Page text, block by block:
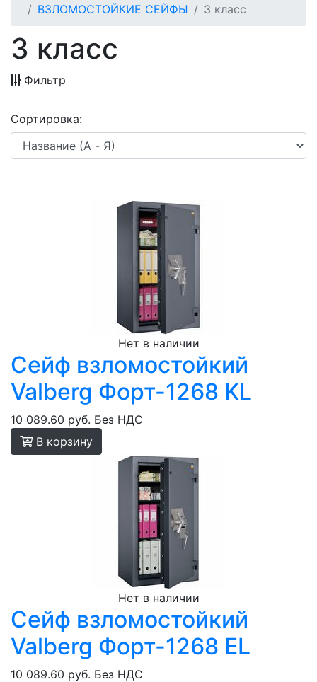
ВЗЛОМОСТОЙКИЕ СЕЙФЫ
3 класс
3 класс
Фильтр
Сортировка:
Нет в наличии
Сейф взломостойкий
Valberg Форт-1268 KL
10 089.60 руб. Без НДС
В корзину
Нет в наличии
Сейф взломостойкий
Valberg Форт-1268 EL
10 089.60 руб. Без НДС